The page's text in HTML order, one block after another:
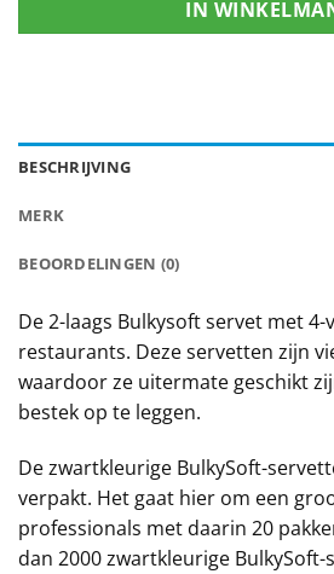
IN
BESCHRIJVING
MERK
BEOORDELINGEN (0)
De 2-laags Bulkysoft servet met
restaurants. Deze servetten zijn
waardoor ze uitermate geschikt
bestek op te leggen.
De zwartkleurige BulkySoft-
verpakt. Het gaat hier om een
professionals met daarin 20
dan 2000 zwartkleurige